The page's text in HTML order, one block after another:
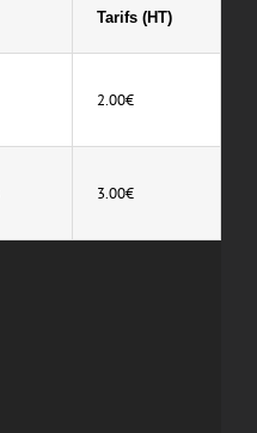
Tarifs (HT)
2.00€
3.00€